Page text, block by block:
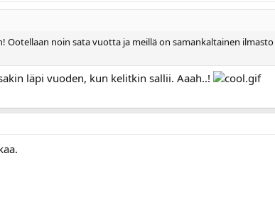
Ootellaan noin sata vuotta ja meillä on samankaltainen
läpi vuoden, kun kelitkin sallii. Aaah..!